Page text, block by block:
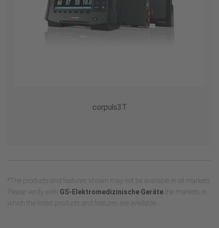
corpuls3T
*The products and features shown may not be available in all markets.
Please verify with GS-Elektromedizinische Gerätethe markets in
which the listed products and features are available.